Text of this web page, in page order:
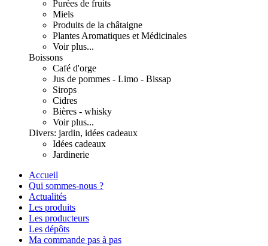
Purées de fruits
Miels
Produits de la châtaigne
Plantes Aromatiques et Médicinales
Voir plus...
Boissons
Café d'orge
Jus de pommes - Limo - Bissap
Sirops
Cidres
Bières - whisky
Voir plus...
Divers: jardin, idées cadeaux
Idées cadeaux
Jardinerie
Accueil
Qui sommes-nous ?
Actualités
Les produits
Les producteurs
Les dépôts
Ma commande pas à pas